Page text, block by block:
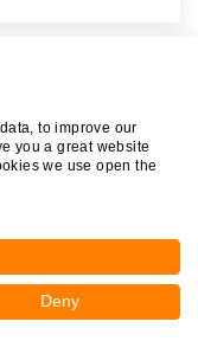
to improve our
you a great website
we use open the
Deny